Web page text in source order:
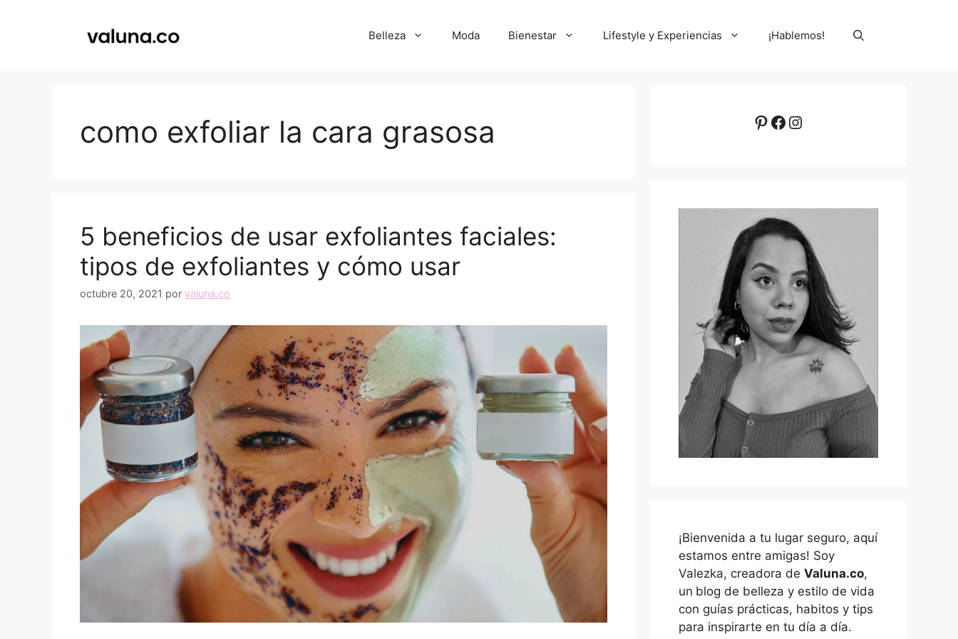
Belleza Moda Bienestar Lifestyle y Experiencias ¡Hablemos!
como exfoliar la cara grasosa
5 beneficios de usar exfoliantes faciales:
tipos de exfoliantes y cómo usar
octubre 20, 2021 por valuna.co
Pinterest
Facebook
Instagram
¡Bienvenida a tu lugar seguro, aquí
estamos entre amigas! Soy
Valezka, creadora de Valuna.co,
un blog de belleza y estilo de vida
con guías prácticas, habitos y tips
para inspirarte en tu día a día.